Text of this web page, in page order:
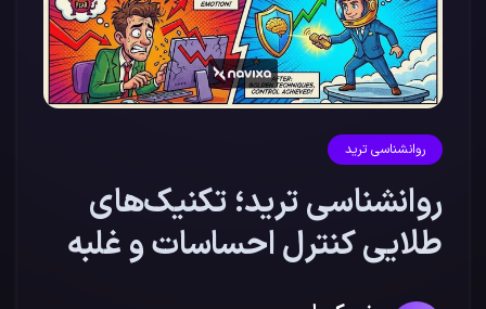
روانشناسی ترید
روانشناسی ترید؛ تکنیک‌های
طلایی کنترل احساسات و غلبه
بر ترس